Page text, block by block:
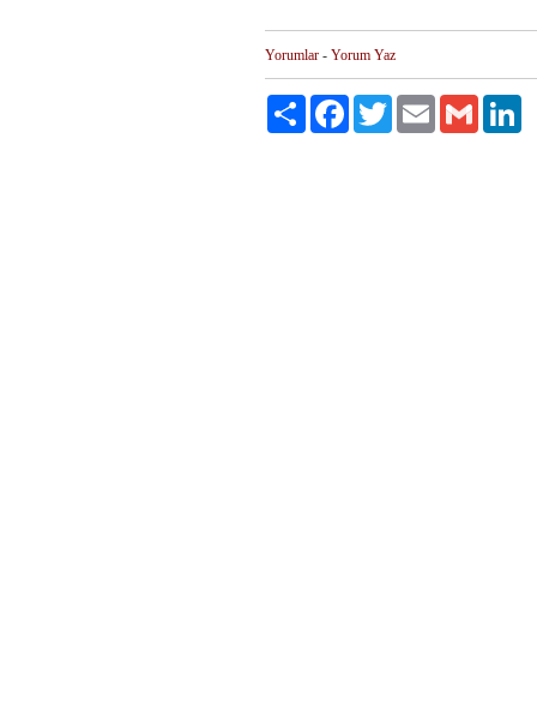
Yorumlar - Yorum Yaz
Paylaş FacebookTwitter Email Gmail